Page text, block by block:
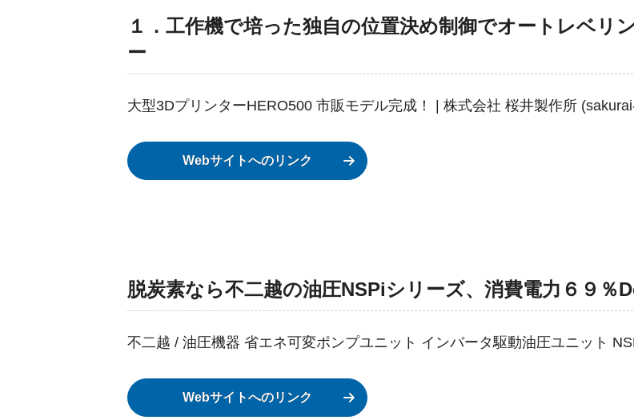
１．工作機で培った独自の位置決め制御でオートレベリ
ー
大型3DプリンターHERO500 市販モデル完成！ | 株式会社 桜井製作所
Webサイトへのリンク
脱炭素なら不二越の油圧NSPiシリーズ、消費電力６９％
不二越 / 油圧機器 省エネ可変ポンプユニット インバータ駆動油圧ユニット
Webサイトへのリンク